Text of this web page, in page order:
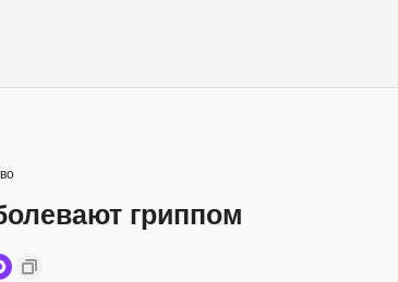
гриппом